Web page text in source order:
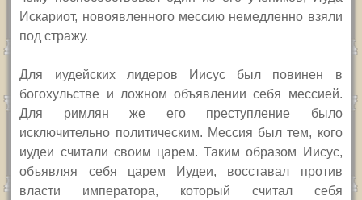
Искариот, новоявленного мессию немедленно взяли
под стражу.
Для иудейских лидеров Иисус был повинен в
богохульстве и ложном объявлении себя мессией.
Для римлян же его преступление было
исключительно политическим. Мессия был тем, кого
иудеи считали своим царем. Таким образом Иисус,
объявляя себя царем Иудеи, восставал против
власти императора, который считал себя